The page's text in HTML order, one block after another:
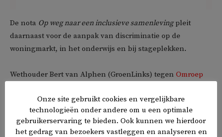
De nota Op weg naar een inclusieve samenlevingpleit
daarnaast voor de aanpak van discriminatie op de
woningmarkt, in het onderwijs en bij stageplekken.
Wethouder Bert van Alphen (GroenLinks) tegen Omroep
een roep vanuit de samenleving om daar iets aan te doen.
Dat kan je als overheid niet negeren, daar moeten we iets
mee.’
Onze site gebruikt cookies en vergelijkbare
technologieën onder andere om u een optimale
gebruikerservaring te bieden. Ook kunnen we hierdoor
het gedrag van bezoekers vastleggen en analyseren en